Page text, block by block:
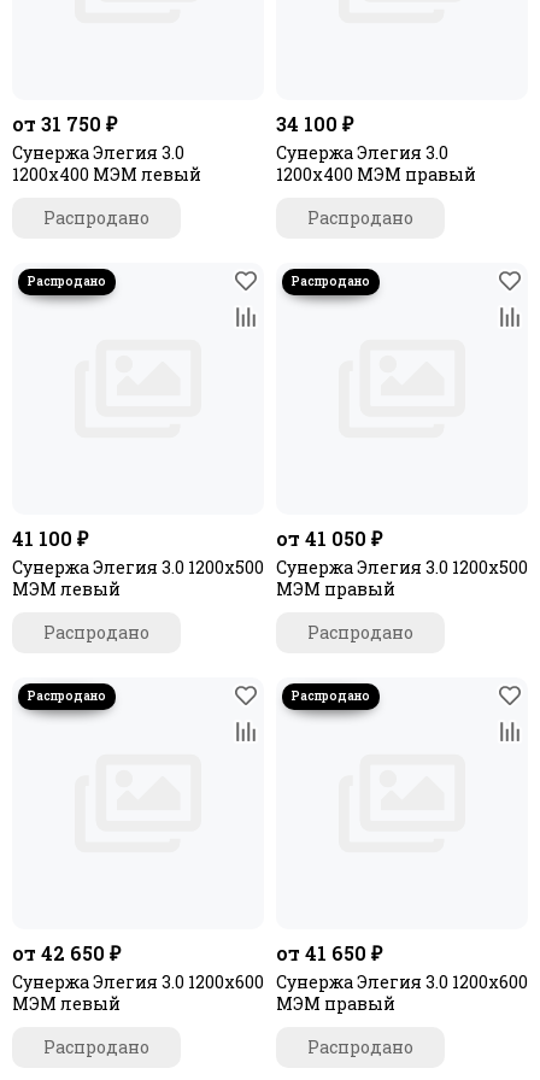
от 31 750 ₽
Сунержа Элегия 3.0
1200х400 МЭМ левый
Распродано
34 100 ₽
Сунержа Элегия 3.0
1200х400 МЭМ правый
Распродано
41 100 ₽
Сунержа Элегия 3.0 1200х500
МЭМ левый
Распродано
от 41 050 ₽
Сунержа Элегия 3.0 1200х500
МЭМ правый
Распродано
от 42 650 ₽
Сунержа Элегия 3.0 1200х600
МЭМ левый
Распродано
от 41 650 ₽
Сунержа Элегия 3.0 1200х600
МЭМ правый
Распродано